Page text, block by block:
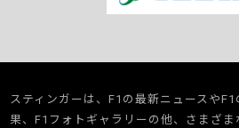
スティンガーは、F1の最新ニュースや
果、F1フォトギャラリーの他、さまざ